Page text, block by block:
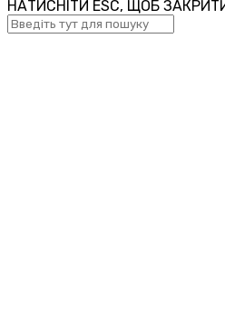
НАТИСНІТИ ESC, ЩОБ